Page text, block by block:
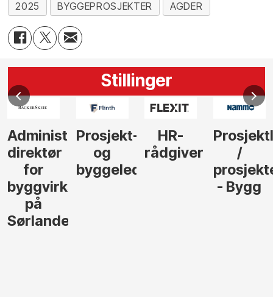
2025 BYGGEPROSJEKTER AGDER
Stillinger
Administrerende
direktør
for
byggvirksomhet
på
Sørlandet
Prosjekt-
og
byggeleder
HR-
rådgiver
/
- Bygg